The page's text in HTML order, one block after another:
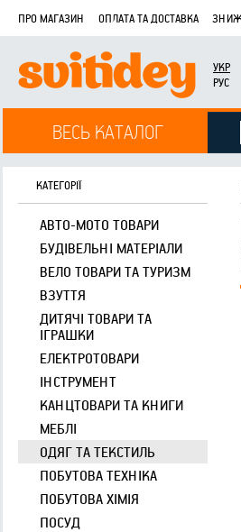
ПРО МАГАЗИН ОПЛАТА ТА ДОСТАВКА
УКР
РУС
ВЕСЬ КАТАЛОГ
КАТЕГОРІЇ
АВТО-МОТО ТОВАРИ
БУДІВЕЛЬНІ МАТЕРІАЛИ
ВЕЛО ТОВАРИ ТА ТУРИЗМ
ВЗУТТЯ
ДИТЯЧІ ТОВАРИ ТА
ІГРАШКИ
ЕЛЕКТРОТОВАРИ
ІНСТРУМЕНТ
КАНЦТОВАРИ ТА КНИГИ
МЕБЛІ
ОДЯГ ТА ТЕКСТИЛЬ
ПОБУТОВА ТЕХНІКА
ПОБУТОВА ХІМІЯ
ПОСУД